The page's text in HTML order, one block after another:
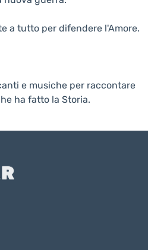
a tutto per difendere l'Amore.
e musiche per raccontare
ha fatto la Storia.